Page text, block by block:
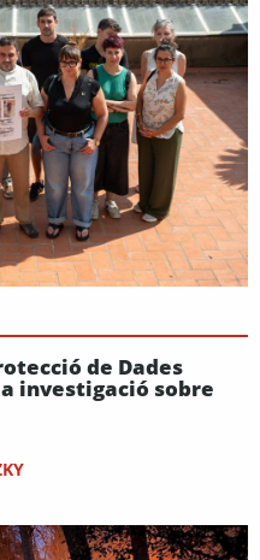
de Dades
investigació sobre